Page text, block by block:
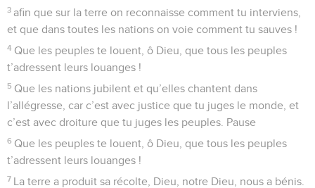
3 afin que sur la terre on reconnaisse comment tu interviens,
et que dans toutes les nations on voie comment tu sauves !
4 Que les peuples te louent, ô Dieu, que tous les peuples
t’adressent leurs louanges !
5 Que les nations jubilent et qu’elles chantent dans
l’allégresse, car c’est avec justice que tu juges le monde, et
c’est avec droiture que tu juges les peuples. Pause
6 Que les peuples te louent, ô Dieu, que tous les peuples
t’adressent leurs louanges !
7 La terre a produit sa récolte, Dieu, notre Dieu, nous a bénis.